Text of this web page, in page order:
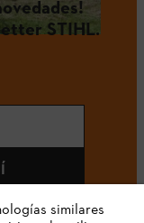
STIHL.
similares